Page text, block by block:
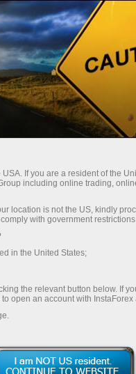
счет
обратной связи
звонок.
If you are a resident of the
including online trading,
location is not the US, kindly
with government
in the United States;
the relevant button below. If
open an account with InstaForex